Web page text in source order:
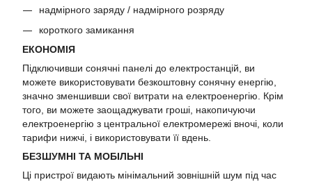
надмірного заряду / надмірного розряду
короткого замикання
ЕКОНОМІЯ
Підключивши сонячні панелі до електростанцій, ви
можете використовувати безкоштовну сонячну енергію,
значно зменшивши свої витрати на електроенергію. Крім
того, ви можете заощаджувати гроші, накопичуючи
електроенергію з центральної електромережі вночі, коли
тарифи нижчі, і використовувати її вдень.
БЕЗШУМНІ ТА МОБІЛЬНІ
Ці пристрої видають мінімальний зовнішній шум під час